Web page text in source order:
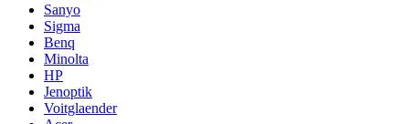
Sanyo
Sigma
Benq
Minolta
HP
Jenoptik
Voitglaender